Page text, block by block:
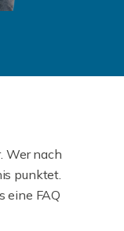
Wer nach
punktet.
eine FAQ